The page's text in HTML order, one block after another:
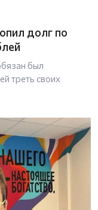
долг по
был
треть своих